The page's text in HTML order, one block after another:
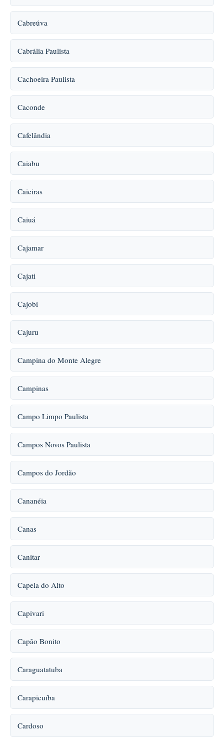
Cabreúva
Cabrália Paulista
Cachoeira Paulista
Caconde
Cafelândia
Caiabu
Caieiras
Caiuá
Cajamar
Cajati
Cajobi
Cajuru
Campina do Monte Alegre
Campinas
Campo Limpo Paulista
Campos Novos Paulista
Campos do Jordão
Cananéia
Canas
Canitar
Capela do Alto
Capivari
Capão Bonito
Caraguatatuba
Carapicuíba
Cardoso